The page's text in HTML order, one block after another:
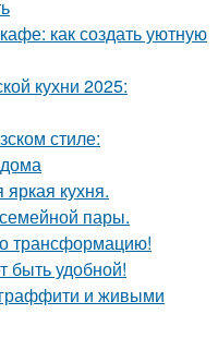
как создать уютную
кухни 2025:
стиле:
яркая кухня.
пары.
трансформацию!
быть удобной!
граффити и живыми